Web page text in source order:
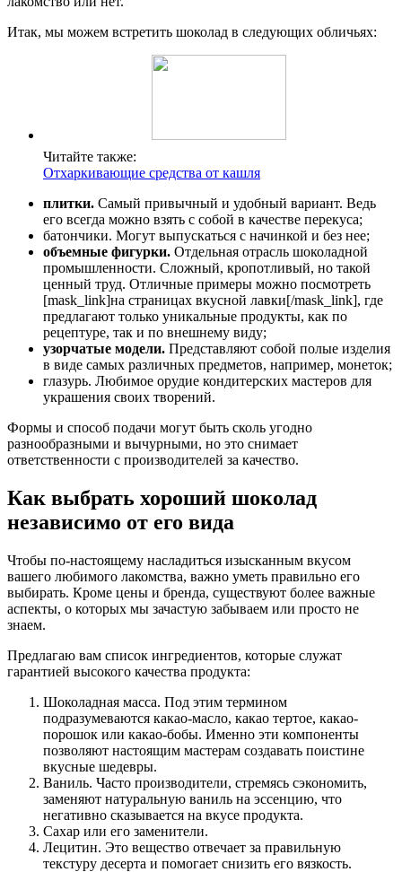
Итак, мы можем встретить шоколад в следующих обличьях:
Читайте также:
Отхаркивающие средства от кашля
плитки. Самый привычный и удобный вариант. Ведь
его всегда можно взять с собой в качестве перекуса;
батончики. Могут выпускаться с начинкой и без нее;
объемные фигурки. Отдельная отрасль шоколадной
промышленности. Сложный, кропотливый, но такой
ценный труд. Отличные примеры можно посмотреть
[mask_link]на страницах вкусной лавки[/mask_link], где
предлагают только уникальные продукты, как по
рецептуре, так и по внешнему виду;
узорчатые модели. Представляют собой полые изделия
в виде самых различных предметов, например, монеток;
глазурь. Любимое орудие кондитерских мастеров для
украшения своих творений.
Формы и способ подачи могут быть сколь угодно
разнообразными и вычурными, но это снимает
ответственности с производителей за качество.
Как выбрать хороший шоколад
независимо от его вида
Чтобы по-настоящему насладиться изысканным вкусом
вашего любимого лакомства, важно уметь правильно его
выбирать. Кроме цены и бренда, существуют более важные
аспекты, о которых мы зачастую забываем или просто не
знаем.
Предлагаю вам список ингредиентов, которые служат
гарантией высокого качества продукта:
Шоколадная масса. Под этим термином
подразумеваются какао-масло, какао тертое, какао-
порошок или какао-бобы. Именно эти компоненты
позволяют настоящим мастерам создавать поистине
вкусные шедевры.
Ваниль. Часто производители, стремясь сэкономить,
заменяют натуральную ваниль на эссенцию, что
негативно сказывается на вкусе продукта.
Сахар или его заменители.
Лецитин. Это вещество отвечает за правильную
текстуру десерта и помогает снизить его вязкость.